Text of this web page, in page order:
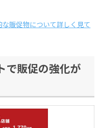
販促物について詳しく見て
で販促の強化が